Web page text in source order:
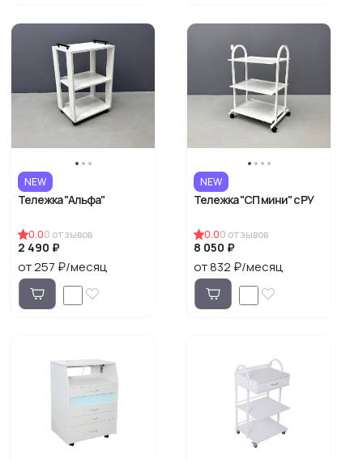
NEW
Тележка "Альфа"
0.00 отзывов
2 490 ₽
от 257 ₽/месяц
NEW
Тележка "СП мини" с РУ
0.00 отзывов
8 050 ₽
от 832 ₽/месяц